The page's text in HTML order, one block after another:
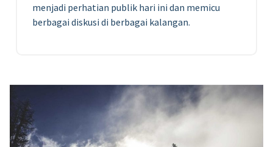
menjadi perhatian publik hari ini dan memicu
berbagai diskusi di berbagai kalangan.